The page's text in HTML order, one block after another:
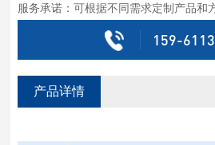
服务承诺：可根据不同需求定制产品和
159-
产品详情